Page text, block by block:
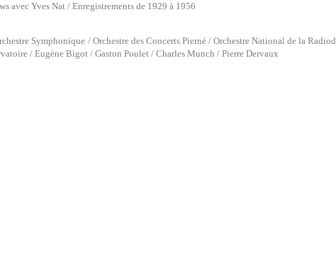
avec Yves Nat / Enregistrements de 1929 à 1956
Symphonique / Orchestre des Concerts Pierné / Orchestre National de la
/ Eugène Bigot / Gaston Poulet / Charles Munch / Pierre Dervaux